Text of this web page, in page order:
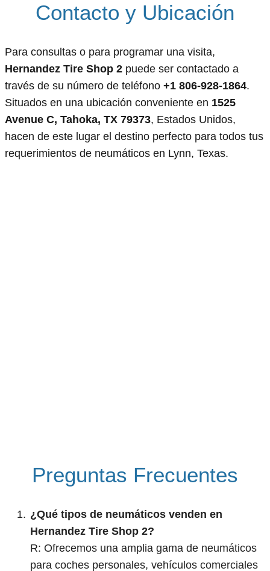
Contacto y Ubicación
Para consultas o para programar una visita,
Hernandez Tire Shop 2 puede ser contactado a
través de su número de teléfono +1 806-928-1864.
Situados en una ubicación conveniente en 1525
Avenue C, Tahoka, TX 79373, Estados Unidos,
hacen de este lugar el destino perfecto para todos tus
requerimientos de neumáticos en Lynn, Texas.
Preguntas Frecuentes
¿Qué tipos de neumáticos venden en
Hernandez Tire Shop 2?
R: Ofrecemos una amplia gama de neumáticos
para coches personales, vehículos comerciales